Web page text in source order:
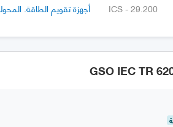
ICS - 29.200
أجهزة تقويم الطاقة.